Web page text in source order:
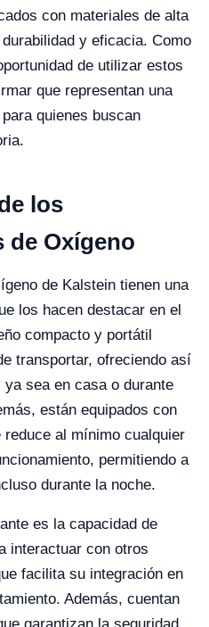
con materiales de alta
y eficacia. Como
de utilizar estos
que representan una
quienes buscan
los
de Oxígeno
de Kalstein tienen una
los hacen destacar en el
compacto y portátil
transportar, ofreciendo así
sea en casa o durante
están equipados con
al mínimo cualquier
permitiendo a
durante la noche.
es la capacidad de
interactuar con otros
facilita su integración en
Además, cuentan